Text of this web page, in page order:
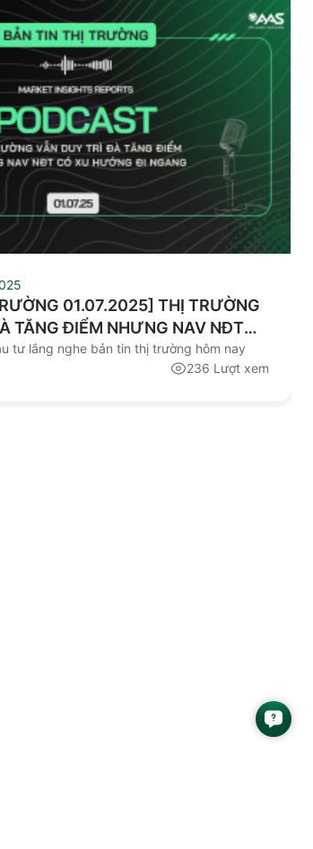
01.07.2025] THỊ TRƯỜNG
TĂNG ĐIỂM NHƯNG NAV NĐT
NGANG
tư lắng nghe bản tin thị trường hôm nay
236 Lượt xem